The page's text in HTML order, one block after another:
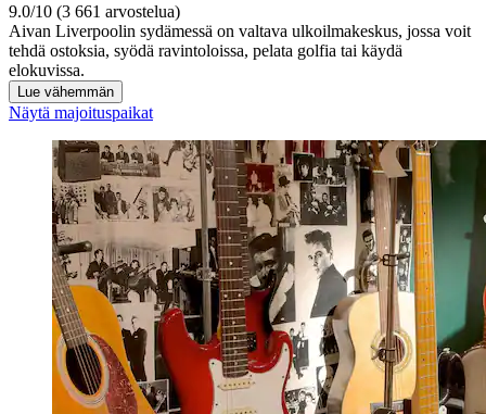
9.0/10 (3 661 arvostelua)
Aivan Liverpoolin sydämessä on valtava ulkoilmakeskus, jossa voit
tehdä ostoksia, syödä ravintoloissa, pelata golfia tai käydä
elokuvissa.
Lue vähemmän
Näytä majoituspaikat